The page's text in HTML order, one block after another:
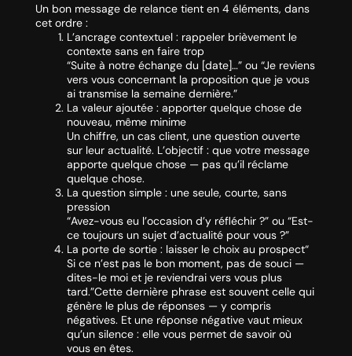
Un bon message de relance tient en 4 éléments, dans
cet ordre :
L’ancrage contextuel : rappeler brièvement le
contexte sans en faire trop
“Suite à notre échange du [date]…” ou “Je reviens
vers vous concernant la proposition que je vous
ai transmise la semaine dernière.”
La valeur ajoutée : apporter quelque chose de
nouveau, même minime
Un chiffre, un cas client, une question ouverte
sur leur actualité. L’objectif : que votre message
apporte quelque chose — pas qu’il réclame
quelque chose.
La question simple : une seule, courte, sans
pression
“Avez-vous eu l’occasion d’y réfléchir ?” ou “Est-
ce toujours un sujet d’actualité pour vous ?”
La porte de sortie : laisser le choix au prospect“
Si ce n’est pas le bon moment, pas de souci —
dites-le moi et je reviendrai vers vous plus
tard.”Cette dernière phrase est souvent celle qui
génère le plus de réponses — y compris
négatives. Et une réponse négative vaut mieux
qu’un silence : elle vous permet de savoir où
vous en êtes.